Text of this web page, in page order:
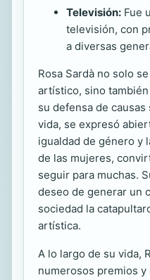
Televisión: Fue
televisión, con
a diversas
Rosa Sardà no solo
artístico, sino
su defensa de
vida, se expresó
igualdad de género y
de las mujeres,
seguir para muchas.
deseo de generar un
sociedad la
artística.
A lo largo de su vida,
numerosos premios